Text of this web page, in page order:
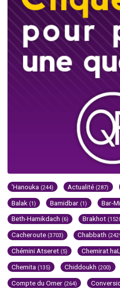
'Hanouka (244) Actualité (287)
Balak (1) Bamidbar (1) Bar-
Beth-Hamikdach (6) Brakhot
Cacheroute (3703) Chabbath
Chémini Atseret (5) Chemirat
Chemita (135) Chiddoukh (200)
Compte du Omer (264)